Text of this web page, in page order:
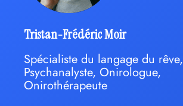
Tristan-Frédéric Moir
Spécialiste du langage du rêve,
Psychanalyste, Onirologue,
Onirothérapeute